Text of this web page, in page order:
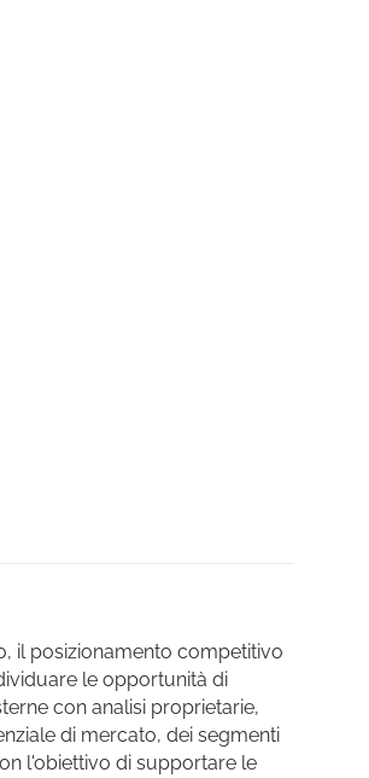
il posizionamento competitivo
le opportunità di
con analisi proprietarie,
di mercato, dei segmenti
l'obiettivo di supportare le